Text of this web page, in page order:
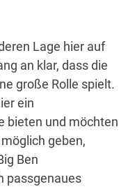
Lage hier auf
an klar, dass die
große Rolle spielt.
ein
bieten und möchten
geben,
Ben
passgenaues